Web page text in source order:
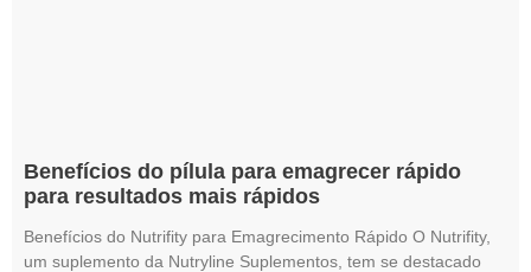
Benefícios do pílula para emagrecer rápido
para resultados mais rápidos
Benefícios do Nutrifity para Emagrecimento Rápido O Nutrifity,
um suplemento da Nutryline Suplementos, tem se destacado